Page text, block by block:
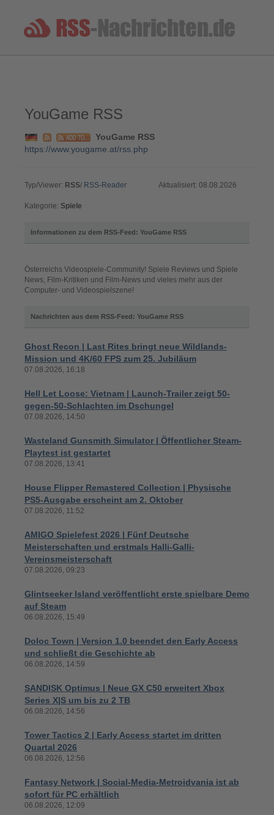
YouGame RSS
YouGame RSS
https://www.yougame.at/rss.php
Typ/Viewer: RSS/ RSS-Reader Aktualisiert: 08.08.2026
Kategorie: Spiele
Informationen zu dem RSS-Feed: YouGame RSS
Österreichs Videospiele-Community! Spiele Reviews und Spiele
News, Film-Kritiken und Film-News und vieles mehr aus der
Computer- und Videospielszene!
Nachrichten aus dem RSS-Feed: YouGame RSS
Ghost Recon | Last Rites bringt neue Wildlands-
Mission und 4K/60 FPS zum 25. Jubiläum
07.08.2026, 16:18
Hell Let Loose: Vietnam | Launch-Trailer zeigt 50-
gegen-50-Schlachten im Dschungel
07.08.2026, 14:50
Wasteland Gunsmith Simulator | Öffentlicher Steam-
Playtest ist gestartet
07.08.2026, 13:41
House Flipper Remastered Collection | Physische
PS5-Ausgabe erscheint am 2. Oktober
07.08.2026, 11:52
AMIGO Spielefest 2026 | Fünf Deutsche
Meisterschaften und erstmals Halli-Galli-
Vereinsmeisterschaft
07.08.2026, 09:23
Glintseeker Island veröffentlicht erste spielbare Demo
auf Steam
06.08.2026, 15:49
Doloc Town | Version 1.0 beendet den Early Access
und schließt die Geschichte ab
06.08.2026, 14:59
SANDISK Optimus | Neue GX C50 erweitert Xbox
Series X|S um bis zu 2 TB
06.08.2026, 14:56
Tower Tactics 2 | Early Access startet im dritten
Quartal 2026
06.08.2026, 12:56
Fantasy Network | Social-Media-Metroidvania ist ab
sofort für PC erhältlich
06.08.2026, 12:09